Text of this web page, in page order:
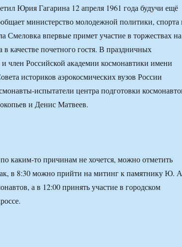
Юрия Гагарина 12 апреля 1961 года будучи ещё
министерство молодежной политики, спорта
Смеловка впервые примет участие в торжествах на
в качестве почетного гостя. В праздничных
член Российской академии космонавтики имени
историков аэрокосмических вузов России
испытатели центра подготовки
и Денис Матвеев.
каким-то причинам не хочется, можно отметить
в 8:30 можно прийти на митинг к памятнику Ю.
а в 12:00 принять участие в городском